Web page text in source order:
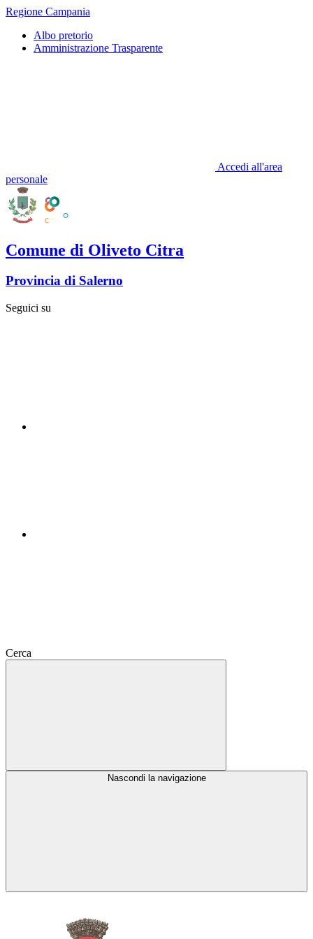
Regione Campania
Albo pretorio
Amministrazione Trasparente
Accedi all'area
personale
Comune di Oliveto Citra
Provincia di Salerno
Seguici su
Cerca
Nascondi la navigazione